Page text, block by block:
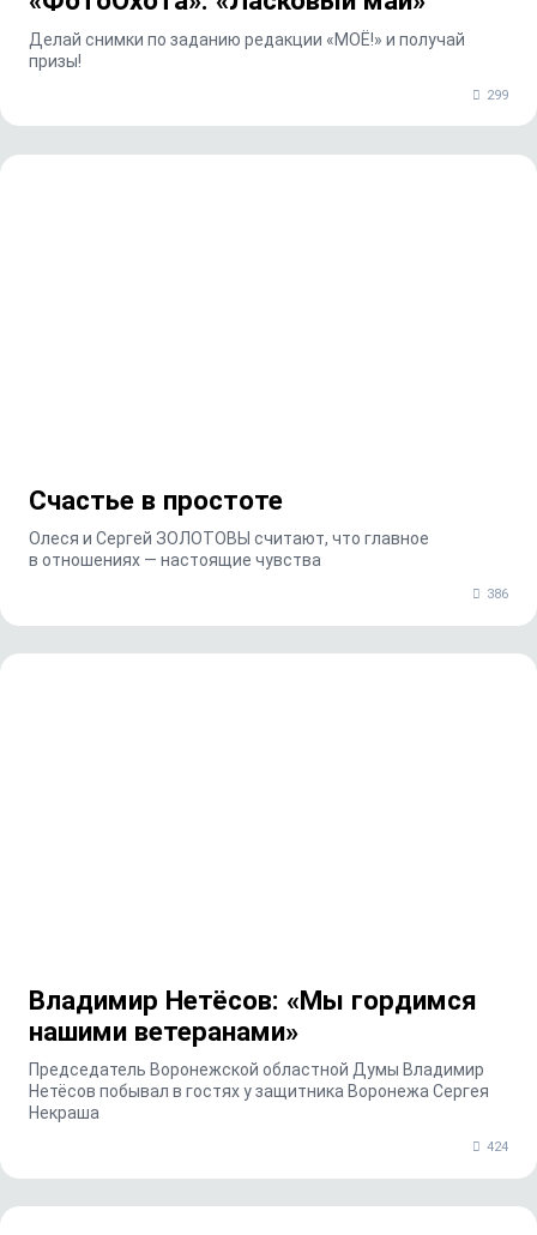
Делай снимки по заданию редакции «МОЁ!» и получай
призы!
299
Счастье в простоте
Олеся и Сергей ЗОЛОТОВЫ считают, что главное
в отношениях — настоящие чувства
386
Владимир Нетёсов: «Мы гордимся
нашими ветеранами»
Председатель Воронежской областной Думы Владимир
Нетёсов побывал в гостях у защитника Воронежа Сергея
Некраша
424